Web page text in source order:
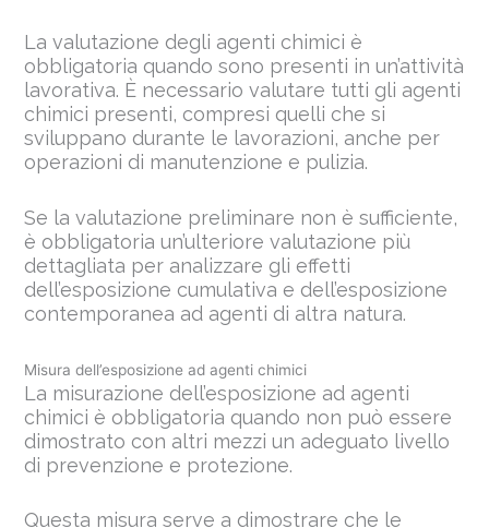
La valutazione degli agenti chimici è
obbligatoria quando sono presenti in un’attività
lavorativa. È necessario valutare tutti gli agenti
chimici presenti, compresi quelli che si
sviluppano durante le lavorazioni, anche per
operazioni di manutenzione e pulizia.
Se la valutazione preliminare non è sufficiente,
è obbligatoria un’ulteriore valutazione più
dettagliata per analizzare gli effetti
dell’esposizione cumulativa e dell’esposizione
contemporanea ad agenti di altra natura.
Misura dell’esposizione ad agenti chimici
La misurazione dell’esposizione ad agenti
chimici è obbligatoria quando non può essere
dimostrato con altri mezzi un adeguato livello
di prevenzione e protezione.
Questa misura serve a dimostrare che le